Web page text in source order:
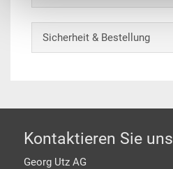
Sicherheit & Bestellung
Footer
Kontaktieren Sie uns
Georg Utz AG